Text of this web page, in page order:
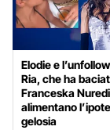
Elodie e
Ria, che ha
Franceska
alimentano
gelosia